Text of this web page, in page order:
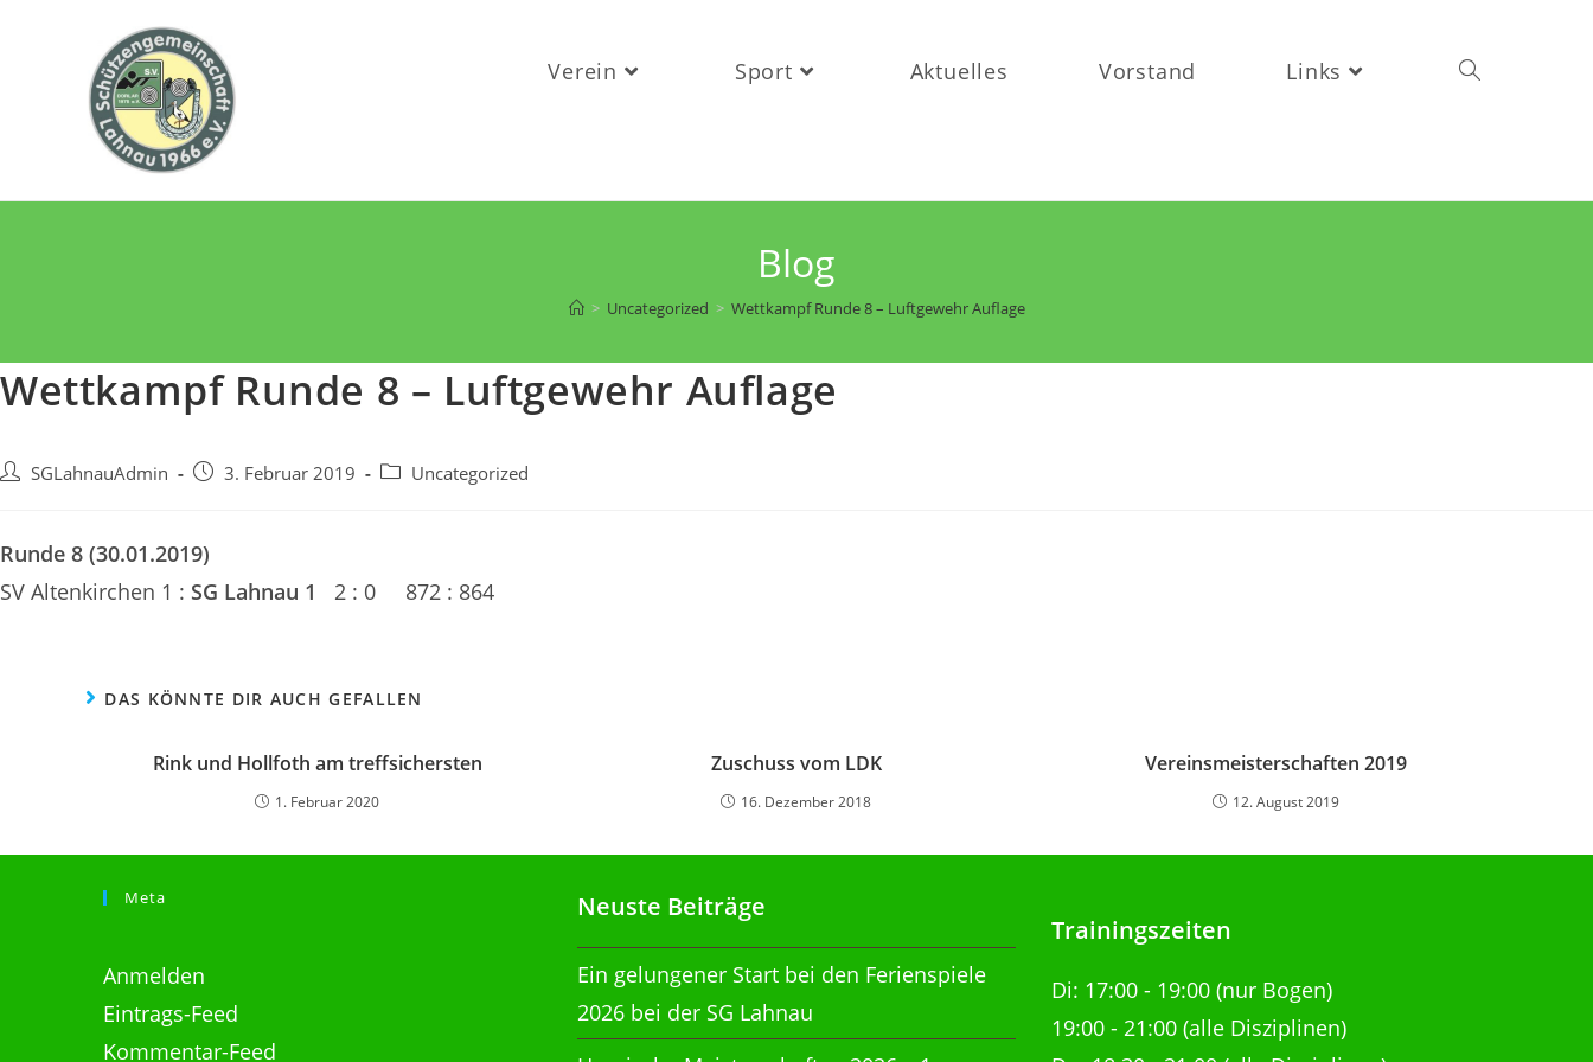
Verein Sport Aktuelles Vorstand Links Toggle
Blog
> Uncategorized > Wettkampf Runde 8 – Luftgewehr Auflage
Wettkampf Runde 8 – Luftgewehr Auflage
Beitrags-
SGLahnauAdmin
Beitrag3. Februar 2019
Beitrags-
Uncategorized
Runde 8 (30.01.2019)
SV Altenkirchen 1 : SG Lahnau 1 2 : 0 872 : 864
DAS KÖNNTE DIR AUCH GEFALLEN
Rink und Hollfoth am treffsichersten
1. Februar 2020
Zuschuss vom LDK
16. Dezember 2018
Vereinsmeisterschaften 2019
12. August 2019
Meta
Anmelden
Eintrags-Feed
Kommentar-Feed
Neuste Beiträge
Ein gelungener Start bei den Ferienspiele
2026 bei der SG Lahnau
Trainingszeiten
Di: 17:00 - 19:00 (nur Bogen)
19:00 - 21:00(alle Disziplinen)